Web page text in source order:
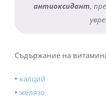
антиоксидант,
Съдържание на
• калций
• желязо